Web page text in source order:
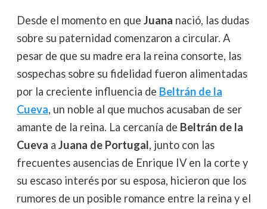
Desde el momento en que Juana nació, las dudas
sobre su paternidad comenzaron a circular. A
pesar de que su madre era la reina consorte, las
sospechas sobre su fidelidad fueron alimentadas
por la creciente influencia de Beltrán de la
Cueva, un noble al que muchos acusaban de ser
amante de la reina. La cercanía de Beltrán de la
Cueva a Juana de Portugal, junto con las
frecuentes ausencias de Enrique IV en la corte y
su escaso interés por su esposa, hicieron que los
rumores de un posible romance entre la reina y el